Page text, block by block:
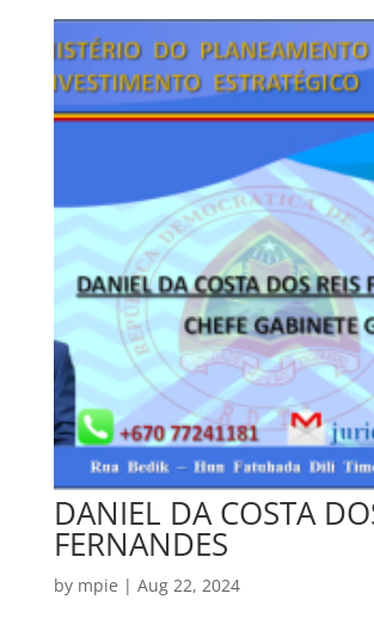
DANIEL DA COSTA
FERNANDES
by mpie | Aug 22, 2024